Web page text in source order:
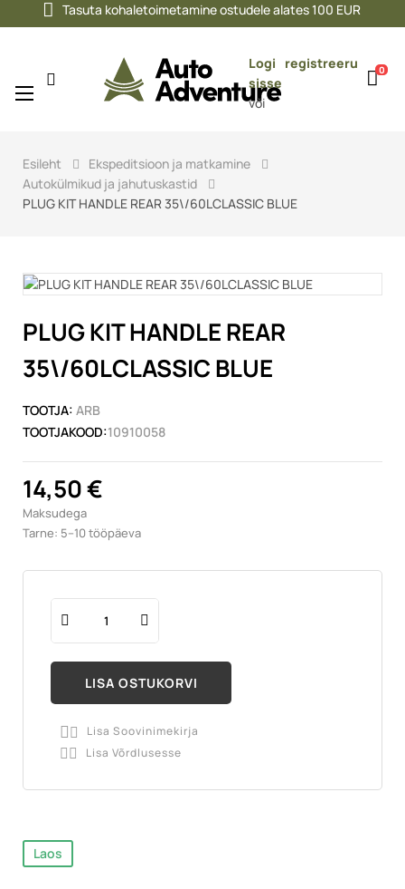
Tasuta kohaletoimetamine ostudele alates 100 EUR
Logi
sisse
või
registreeru 0
Toggle
☰
Esileht
Ekspeditsioon ja matkamine
Autokülmikud ja jahutuskastid
PLUG KIT HANDLE REAR 35\/60LCLASSIC BLUE
PLUG KIT HANDLE REAR
35\/60LCLASSIC BLUE
TOOTJA: ARB
TOOTJAKOOD:10910058
14,50 €
Maksudega
Tarne: 5–10 tööpäeva
LISA OSTUKORVI

Lisa Soovinimekirja

Lisa Võrdlusesse
Laos